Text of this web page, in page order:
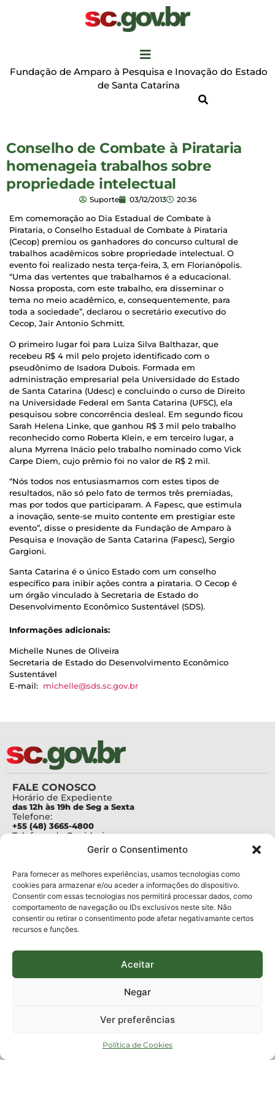
Gerir o Consentimento
Para fornecer as melhores experiências, usamos tecnologias como
cookies para armazenar e/ou aceder a informações do dispositivo.
Consentir com essas tecnologias nos permitirá processar dados, como
comportamento de navegação ou IDs exclusivos neste site. Não
consentir ou retirar o consentimento pode afetar negativamante certos
recursos e funções.
Aceitar
Negar
Ver preferências
Política de Cookies
Fundação de Amparo à Pesquisa e Inovação do Estado
de Santa Catarina
Conselho de Combate à Pirataria
homenageia trabalhos sobre
propriedade intelectual
Suporte 03/12/2013 20:36
Em comemoração ao Dia Estadual de Combate à
Pirataria, o Conselho Estadual de Combate à Pirataria
(Cecop) premiou os ganhadores do concurso cultural de
trabalhos acadêmicos sobre propriedade intelectual. O
evento foi realizado nesta terça-feira, 3, em Florianópolis.
“Uma das vertentes que trabalhamos é a educacional.
Nossa proposta, com este trabalho, era disseminar o
tema no meio acadêmico, e, consequentemente, para
toda a sociedade”, declarou o secretário executivo do
Cecop, Jair Antonio Schmitt.
O primeiro lugar foi para Luiza Silva Balthazar, que
recebeu R$ 4 mil pelo projeto identificado com o
pseudônimo de Isadora Dubois. Formada em
administração empresarial pela Universidade do Estado
de Santa Catarina (Udesc) e concluindo o curso de Direito
na Universidade Federal em Santa Catarina (UFSC), ela
pesquisou sobre concorrência desleal. Em segundo ficou
Sarah Helena Linke, que ganhou R$ 3 mil pelo trabalho
reconhecido como Roberta Klein, e em terceiro lugar, a
aluna Myrrena Inácio pelo trabalho nominado como Vick
Carpe Diem, cujo prêmio foi no valor de R$ 2 mil.
“Nós todos nos entusiasmamos com estes tipos de
resultados, não só pelo fato de termos três premiadas,
mas por todos que participaram. A Fapesc, que estimula
a inovação, sente-se muito contente em prestigiar este
evento”, disse o presidente da Fundação de Amparo à
Pesquisa e Inovação de Santa Catarina (Fapesc), Sergio
Gargioni.
Santa Catarina é o único Estado com um conselho
específico para inibir ações contra a pirataria. O Cecop é
um órgão vinculado à Secretaria de Estado do
Desenvolvimento Econômico Sustentável (SDS).
Informações adicionais:
Michelle Nunes de Oliveira
Secretaria de Estado do Desenvolvimento Econômico
Sustentável
E-mail: michelle@sds.sc.gov.br
FALE CONOSCO
Horário de Expediente
das 12h às 19h de Seg a Sexta
Telefone:
+55 (48) 3665-4800
Telefone da Ouvidoria
Para assuntos relacionados à Pesquisa
pesquisa@fapesc.sc.gov.br
Para assuntos relacionados à Inovação
inovacao@fapesc.sc.gov.br
Para assuntos relacionados à Bolsas
bolsas@fapesc.sc.gov.br
Para assuntos relacionados à Prestação de Contas
Para assuntos relacionados à Plataforma
plataforma@fapesc.sc.gov.br
Jair Artur da Silva dpo@fapesc.sc.gov.br 3665-4831
km 01, Módulo 12A, Edifício Fapesc / Celta, 5° andar